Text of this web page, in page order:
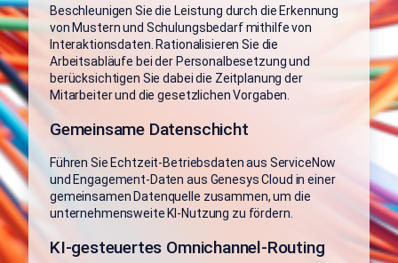
Beschleunigen Sie die Leistung durch die Erkennung
von Mustern und Schulungsbedarf mithilfe von
Interaktionsdaten. Rationalisieren Sie die
Arbeitsabläufe bei der Personalbesetzung und
berücksichtigen Sie dabei die Zeitplanung der
Mitarbeiter und die gesetzlichen Vorgaben.
Gemeinsame Datenschicht
Führen Sie Echtzeit-Betriebsdaten aus ServiceNow
und Engagement-Daten aus Genesys Cloud in einer
gemeinsamen Datenquelle zusammen, um die
unternehmensweite KI-Nutzung zu fördern.
KI-gesteuertes Omnichannel-Routing